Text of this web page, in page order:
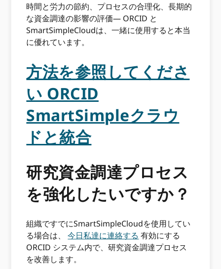
時間と労力の節約、プロセスの合理化、長期的
な資金調達の影響の評価— ORCID と
SmartSimpleCloudは、一緒に使用すると本当
に優れています。
方法を参照してくださ
い ORCID
SmartSimpleクラウ
ドと統合
研究資金調達プロセス
を強化したいですか？
組織ですでにSmartSimpleCloudを使用してい
る場合は、今日私達に連絡する 有効にする
ORCID システム内で、研究資金調達プロセス
を改善します。